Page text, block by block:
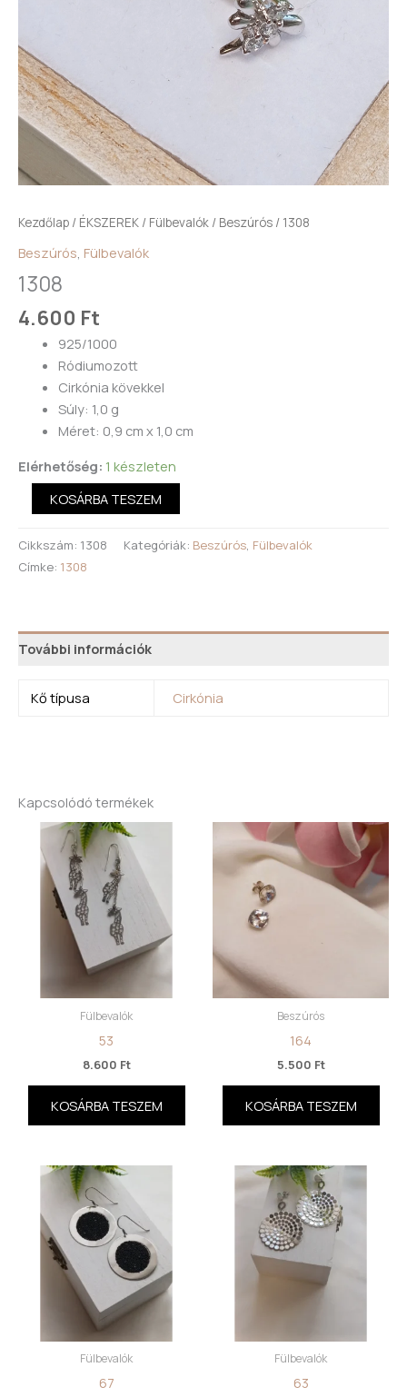
Kezdőlap / ÉKSZEREK / Fülbevalók / Beszúrós / 1308
Beszúrós Fülbevalók
1308
4.600 Ft
925/1000
Ródiumozott
Cirkónia kövekkel
Súly: 1,0 g
Méret: 0,9 cm x 1,0 cm
Elérhetőség: 1 készleten
KOSÁRBA TESZEM
Cikkszám: 1308 Kategóriák: Beszúrós, Fülbevalók
Címke: 1308
További információk
Kő típusa Cirkónia
Kapcsolódó termékek
Fülbevalók
53
8.600 Ft
KOSÁRBA TESZEM
Beszúrós
164
5.500 Ft
KOSÁRBA TESZEM
Fülbevalók
67
Fülbevalók
63